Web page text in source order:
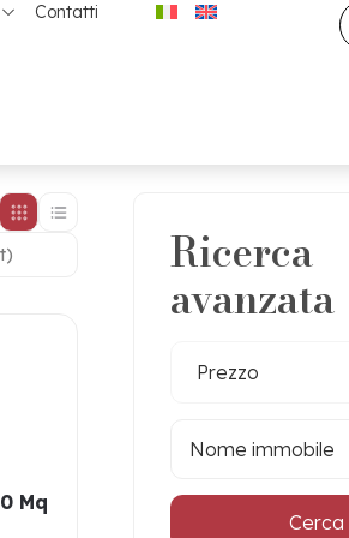
Contatti
Mq
Ricerca
avanzata
Prezzo
Cerca